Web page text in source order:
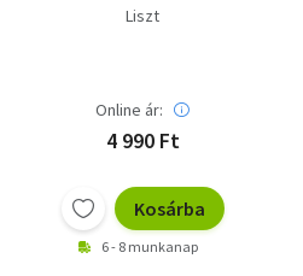
Liszt
Online ár:
4 990 Ft
Kosárba
6 - 8 munkanap